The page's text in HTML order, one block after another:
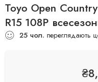
Toyo Open
R15 108P
25 чол. переглядають
₴